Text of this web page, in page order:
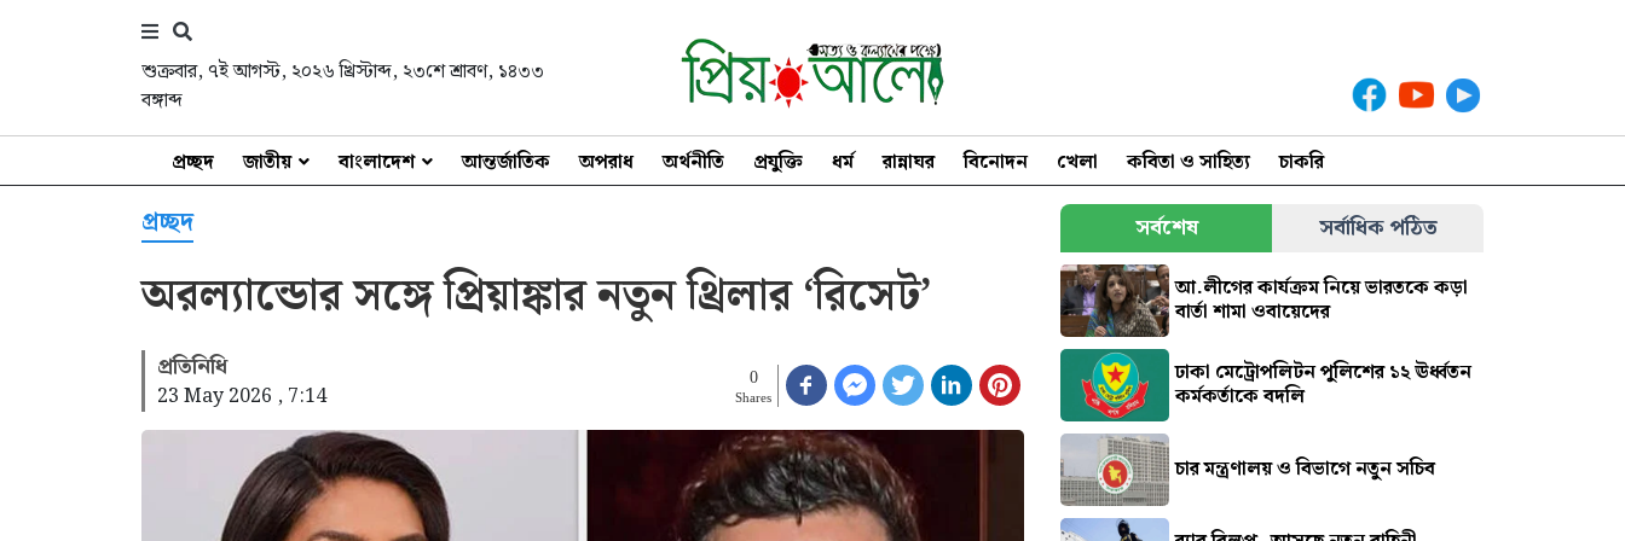
শুক্রবার, ৭ই আগস্ট, ২০২৬ খ্রিস্টাব্দ, ২৩শে শ্রাবণ, ১৪৩৩
বঙ্গাব্দ
প্রচ্ছদ জাতীয় বাংলাদেশ আন্তর্জাতিক অপরাধ অর্থনীতি প্রযুক্তি ধর্ম রান্নাঘর বিনোদন খেলা কবিতা ও সাহিত্য চাকরি
প্রচ্ছদ
অরল্যান্ডোর সঙ্গে প্রিয়াঙ্কার নতুন থ্রিলার ‘রিসেট’
প্রতিনিধি
23 May 2026 , 7:14
0
Shares
সর্বশেষ সর্বাধিক পঠিত
আ.লীগের কার্যক্রম নিয়ে ভারতকে কড়া
বার্তা শামা ওবায়েদের
ঢাকা মেট্রোপলিটন পুলিশের ১২ ঊর্ধ্বতন
কর্মকর্তাকে বদলি
চার মন্ত্রণালয় ও বিভাগে নতুন সচিব